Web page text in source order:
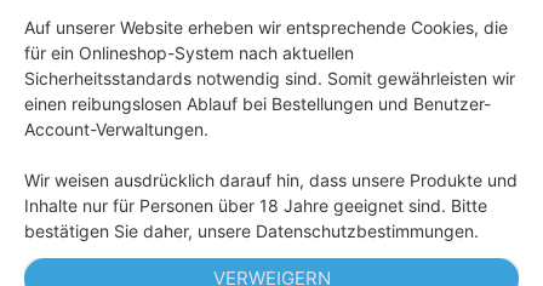
Auf unserer Website erheben wir entsprechende Cookies, die
für ein Onlineshop-System nach aktuellen
Sicherheitsstandards notwendig sind. Somit gewährleisten wir
einen reibungslosen Ablauf bei Bestellungen und Benutzer-
Account-Verwaltungen.
Wir weisen ausdrücklich darauf hin, dass unsere Produkte und
Inhalte nur für Personen über 18 Jahre geeignet sind. Bitte
bestätigen Sie daher, unsere Datenschutzbestimmungen.
VERWEIGERN